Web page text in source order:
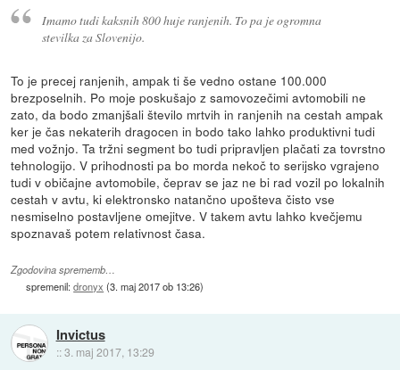
Imamo tudi kaksnih 800 huje ranjenih. To pa je ogromna
stevilka za Slovenijo.
To je precej ranjenih, ampak ti še vedno ostane 100.000
brezposelnih. Po moje poskušajo z samovozečimi avtomobili ne
zato, da bodo zmanjšali število mrtvih in ranjenih na cestah ampak
ker je čas nekaterih dragocen in bodo tako lahko produktivni tudi
med vožnjo. Ta tržni segment bo tudi pripravljen plačati za tovrstno
tehnologijo. V prihodnosti pa bo morda nekoč to serijsko vgrajeno
tudi v običajne avtomobile, čeprav se jaz ne bi rad vozil po lokalnih
cestah v avtu, ki elektronsko natančno upošteva čisto vse
nesmiselno postavljene omejitve. V takem avtu lahko kvečjemu
spoznavaš potem relativnost časa.
Zgodovina sprememb…
spremenil:dronyx (3. maj 2017 ob 13:26)
Invictus
::3. maj 2017, 13:29